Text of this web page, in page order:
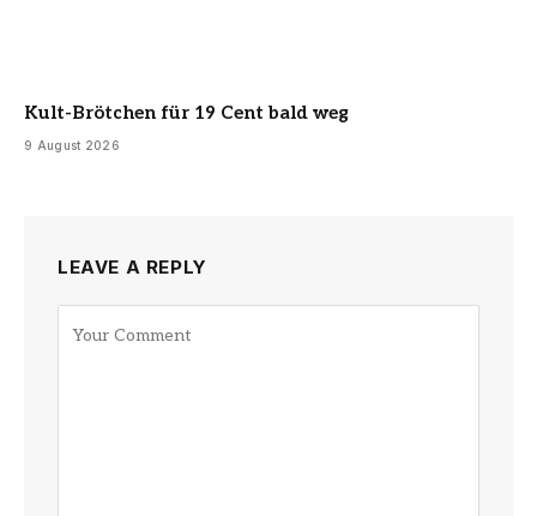
Kult-Brötchen für 19 Cent bald weg
9 August 2026
LEAVE A REPLY